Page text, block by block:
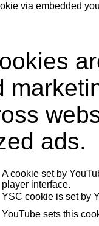
via embedded
ads.
A cookie set by
player interface.
YSC cookie is set by
YouTube sets this